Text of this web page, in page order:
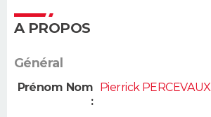
A PROPOS
Général
Prénom Nom
:
Pierrick PERCEVAUX